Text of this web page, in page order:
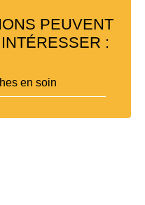
PEUVENT
:
en soin